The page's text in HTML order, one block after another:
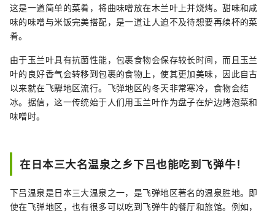
这是一道简单的菜肴，将曲味噌放在木兰叶上并烧烤。甜味和咸
味的味噌与米饭完美搭配，是一道让人迫不及待想要再续杯的菜
肴。
由于玉兰叶具有抗菌性能，包裹食物会保存较长时间，而且玉兰
叶的良好香气会转移到包裹的食物上，使其更加美味，因此自古
以来就在飞騨地区流行。飞弹地区的冬天非常寒冷，食物会结
冰。据信，这一传统始于人们用玉兰叶作为盘子在炉边烤泡菜和
味噌时。
在日本三大名温泉之乡下吕也能吃到飞弹牛！
下吕温泉是日本三大温泉之一，是飞弹地区著名的温泉胜地。即
使在飞弹地区，也有很多可以吃到飞弹牛的餐厅和旅馆。例如，